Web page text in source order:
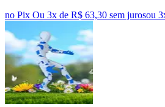
no Pix Ou 3x de R$ 63,30 sem jurosou 3